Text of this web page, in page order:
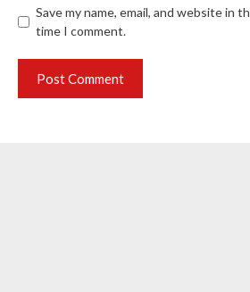
Save my name, email, and website in
time I comment.